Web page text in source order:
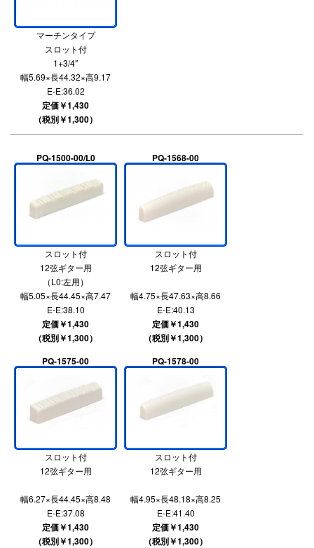
マーチンタイプ
スロット付
1+3/4″
幅5.69×長44.32×高9.17
E-E:36.02
定価￥1,430
（税別￥1,300）
PQ-1500-00/L0
スロット付
12弦ギター用
（L0:左用）
幅5.05×長44.45×高7.47
E-E:38.10
定価￥1,430
（税別￥1,300）
PQ-1568-00
スロット付
12弦ギター用
幅4.75×長47.63×高8.66
E-E:40.13
定価￥1,430
（税別￥1,300）
PQ-1575-00
スロット付
12弦ギター用
幅6.27×長44.45×高8.48
E-E:37.08
定価￥1,430
（税別￥1,300）
PQ-1578-00
スロット付
12弦ギター用
幅4.95×長48.18×高8.25
E-E:41.40
定価￥1,430
（税別￥1,300）